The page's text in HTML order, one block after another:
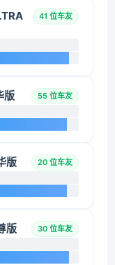
41 位车友
版 55 位车友
版 20 位车友
版 30 位车友